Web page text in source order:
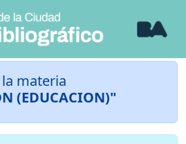
materia
(EDUCACION)"